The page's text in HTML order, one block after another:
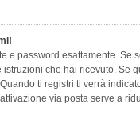
e password esattamente.
che hai ricevuto. Se
ti registri ti verrà
via posta serve a